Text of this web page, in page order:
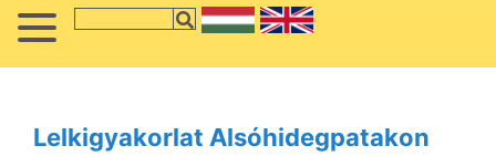
Lelkigyakorlat Alsóhidegpatakon